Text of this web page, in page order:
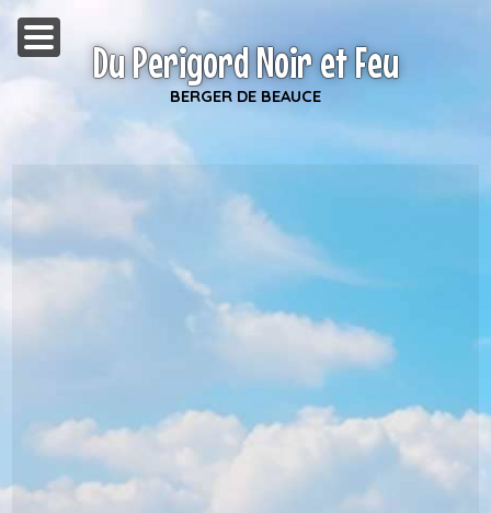
Du Perigord Noir et Feu
BERGER DE BEAUCE